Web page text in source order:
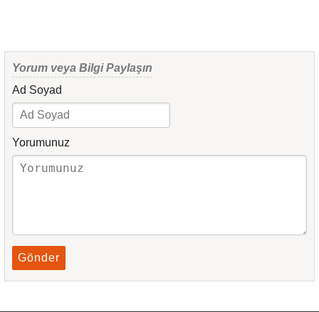
Yorum veya Bilgi Paylaşın
Ad Soyad
Yorumunuz
Gönder